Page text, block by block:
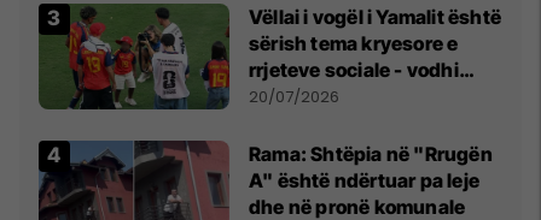
Vëllai i vogël i Yamalit është
sërish tema kryesore e
rrjeteve sociale - vodhi
vëmendjen pas finales së
20/07/2026
Rama: Shtëpia në "Rrugën
A" është ndërtuar pa leje
dhe në pronë komunale